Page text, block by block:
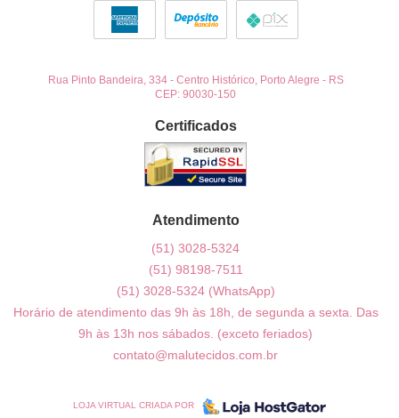
Rua Pinto Bandeira, 334- Centro Histórico, Porto Alegre - RS
CEP: 90030-150
Certificados
Atendimento
(51) 3028-5324
(51) 98198-7511
(51) 3028-5324 (WhatsApp)
Horário de atendimento das 9h às 18h, de segunda a sexta. Das
9h às 13h nos sábados. (exceto feriados)
contato@malutecidos.com.br
LOJA VIRTUAL CRIADA POR